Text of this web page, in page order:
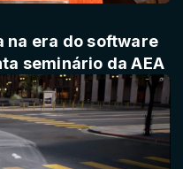
na era do software
seminário da AEA